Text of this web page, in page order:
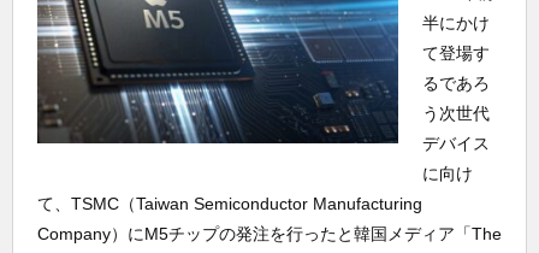
半にかけ
て登場す
るであろ
う次世代
デバイス
に向け
て、TSMC（Taiwan Semiconductor Manufacturing
Company）にM5チップの発注を行ったと韓国メディア「The